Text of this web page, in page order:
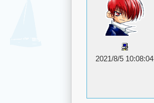
2021/8/5 10:08:04